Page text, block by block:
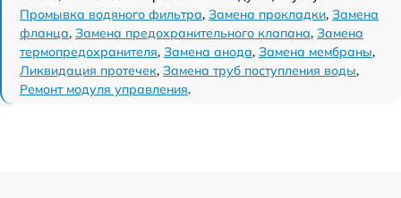
Промывка водяного фильтра, Замена прокладки, Замена
фланца, Замена предохранительного клапана, Замена
термопредохранителя, Замена анода, Замена мембраны,
Ликвидация протечек, Замена труб поступления воды,
Ремонт модуля управления.